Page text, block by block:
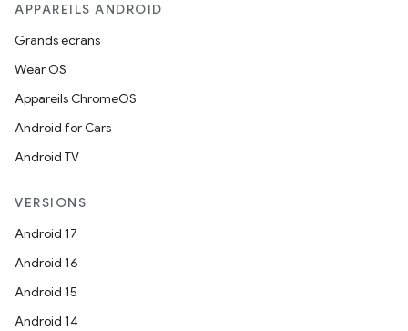
APPAREILS ANDROID
Grands écrans
Wear OS
Appareils ChromeOS
Android for Cars
Android TV
VERSIONS
Android 17
Android 16
Android 15
Android 14